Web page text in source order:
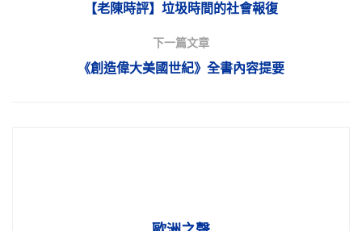
【老陳時評】垃圾時間的社會報復
下一篇文章
《創造偉大美國世紀》全書內容提要